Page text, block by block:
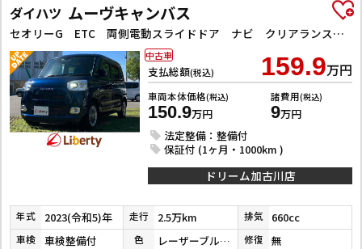
ダイハツ ムーヴキャンバス
セオリーG ETC 両側電動スライドドア ナビ クリアランスソナー 衝突被害軽減システム オートライト スマートキー アイドリングストップ 電動格納ミラー シートヒーター ベンチシート CVT
支払総額(税込) 159.9万円
車両本体価格(税込)
150.9万円
諸費用(税込)
9万円
法定整備：整備付
保証付 (1ヶ月・1000km )
中古車
ドリーム加古川店
年式 2023(令和5)年 走行 2.5万km 排気 660cc
車検 車検整備付 色 レーザーブルークリスタルシャイン 修復 無